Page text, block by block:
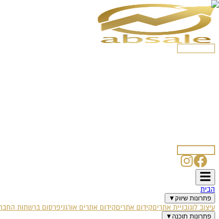
הבית
פתרונות שיווק ▼
עיצוב לוגובניית אתריםקידום אתריםקידום אתרים אורגניפרסום ברשתות
פתרונות תוכנה ▼